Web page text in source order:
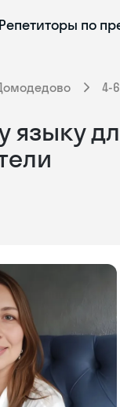
Репетиторы по
4-
языку